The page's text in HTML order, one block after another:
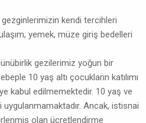
kendi tercihleri
yemek, müze giriş bedelleri
gezilerimiz yoğun bir
10 yaş altı çocukların katılımı
kabul edilmemektedir. 10 yaş ve
Ancak, istisnai
olan ücretlendirme